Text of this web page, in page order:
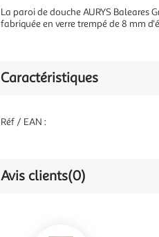
La paroi de douche AURYS Baleares
fabriquée en verre trempé de 8 mm
Caractéristiques
Réf / EAN :
Avis clients(0)